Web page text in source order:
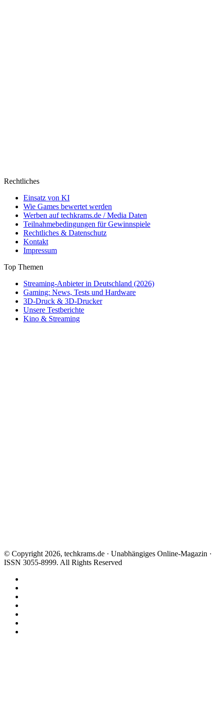
Rechtliches
Einsatz von KI
Wie Games bewertet werden
Werben auf techkrams.de / Media Daten
Teilnahmebedingungen für Gewinnspiele
Rechtliches & Datenschutz
Kontakt
Impressum
Top Themen
Streaming-Anbieter in Deutschland (2026)
Gaming: News, Tests und Hardware
3D-Druck & 3D-Drucker
Unsere Testberichte
Kino & Streaming
© Copyright 2026, techkrams.de · Unabhängiges Online-Magazin ·
ISSN 3055-8999. All Rights Reserved